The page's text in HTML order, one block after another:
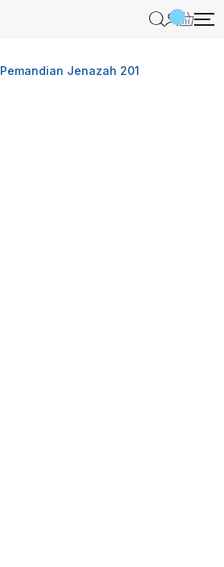
Pemandian Jenazah 201